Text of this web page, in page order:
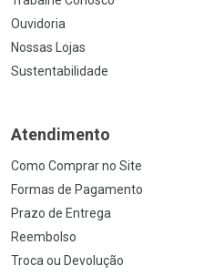
Ouvidoria
Nossas Lojas
Sustentabilidade
Atendimento
Como Comprar no Site
Formas de Pagamento
Prazo de Entrega
Reembolso
Troca ou Devolução